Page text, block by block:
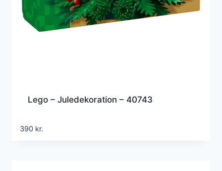
Lego – Juledekoration – 40743
390 kr.